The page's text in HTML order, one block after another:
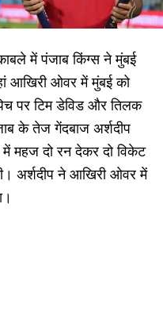
में पंजाब किंग्स ने मुंबई
आखिरी ओवर में मुंबई को
पर टिम डेविड और तिलक
के तेज गेंदबाज अर्शदीप
महज दो रन देकर दो विकेट
अर्शदीप ने आखिरी ओवर में